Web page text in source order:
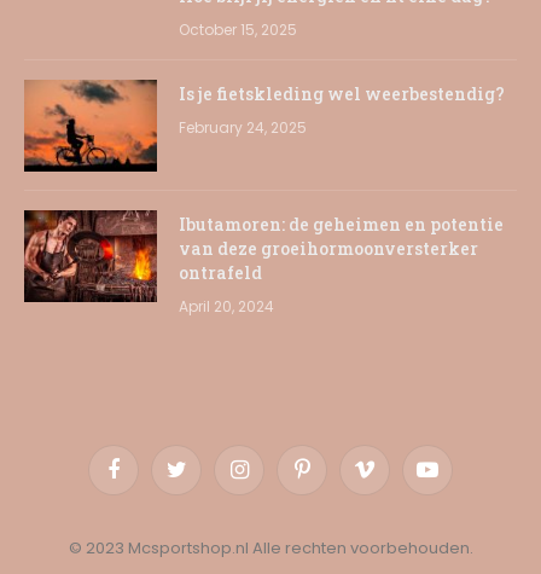
October 15, 2025
Is je fietskleding wel weerbestendig?
February 24, 2025
Ibutamoren: de geheimen en potentie
van deze groeihormoonversterker
ontrafeld
April 20, 2024
FacebookTwitter InstagramPinterestVimeo YouTube
© 2023 Mcsportshop.nl Alle rechten voorbehouden.